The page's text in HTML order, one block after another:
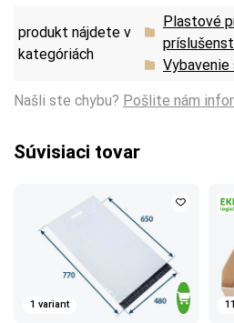
produkt nájdete v
kategóriách
Plastové
Vybavenie
Našli ste chybu? Pošlite nám
Súvisiaci tovar
1 variant